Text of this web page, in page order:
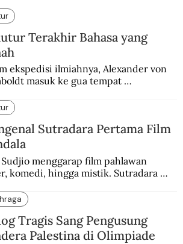
Terakhir Bahasa yang
ekspedisi ilmiahnya, Alexander von
masuk ke gua tempat
nuri diyakini sebagai penutur
bahasa suku itu.
Sutradara Pertama Film
menggarap film pahlawan
komedi, hingga mistik. Sutradara
Tragis Sang Pengusung
Palestina di Olimpiade